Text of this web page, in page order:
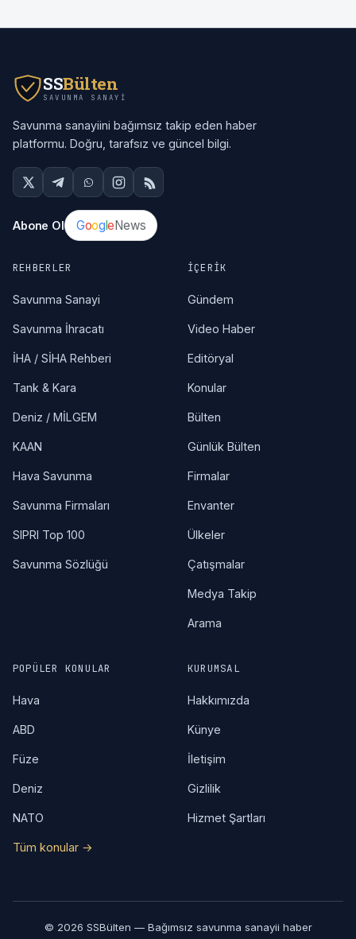
SSBülten
SAVUNMA SANAYI
Savunma sanayiini bağımsız takip eden haber
platformu. Doğru, tarafsız ve güncel bilgi.
Abone Ol Google News
REHBERLER
Savunma Sanayi
Savunma İhracatı
İHA / SİHA Rehberi
Tank & Kara
Deniz / MİLGEM
KAAN
Hava Savunma
Savunma Firmaları
SIPRI Top 100
Savunma Sözlüğü
İÇERIK
Gündem
Video Haber
Editöryal
Konular
Bülten
Günlük Bülten
Firmalar
Envanter
Ülkeler
Çatışmalar
Medya Takip
Arama
POPÜLER KONULAR
Hava
ABD
Füze
Deniz
NATO
Tüm konular →
KURUMSAL
Hakkımızda
Künye
İletişim
Gizlilik
Hizmet Şartları
© 2026 SSBülten — Bağımsız savunma sanayii haber